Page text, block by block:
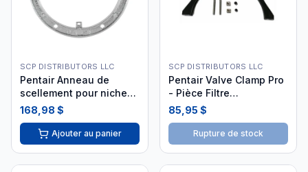
SCP DISTRIBUTORS LLC
Pentair Anneau de
scellement pour niche
petite
168,98 $
Ajouter au panier
SCP DISTRIBUTORS LLC
Pentair Valve Clamp Pro
- Pièce Filtre
GMX600NM
85,95 $
Rupture de stock